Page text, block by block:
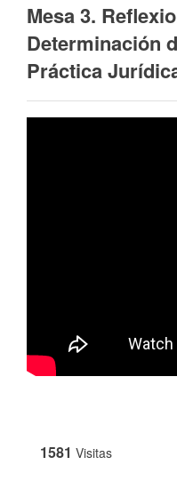
Mesa 3.
Determinación
Práctica
1581 Visitas